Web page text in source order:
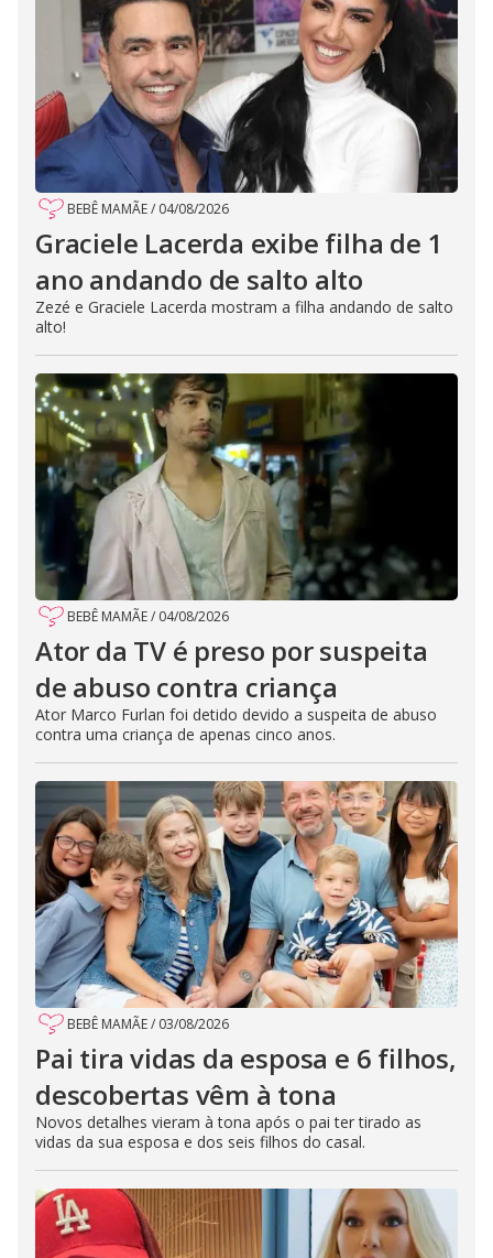
BEBÊ MAMÃE/ 04/08/2026
Graciele Lacerda exibe filha de 1
ano andando de salto alto
Zezé e Graciele Lacerda mostram a filha andando de salto
alto!
BEBÊ MAMÃE/ 04/08/2026
Ator da TV é preso por suspeita
de abuso contra criança
Ator Marco Furlan foi detido devido a suspeita de abuso
contra uma criança de apenas cinco anos.
BEBÊ MAMÃE/ 03/08/2026
Pai tira vidas da esposa e 6 filhos,
descobertas vêm à tona
Novos detalhes vieram à tona após o pai ter tirado as
vidas da sua esposa e dos seis filhos do casal.